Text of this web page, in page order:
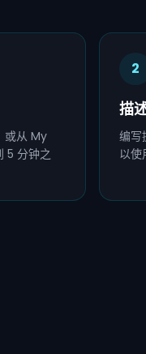
或从 My
5 分钟之
2
描
编写
以使